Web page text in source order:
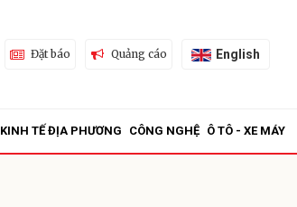
Đặt báo Quảng cáo English
KINH TẾ ĐỊA PHƯƠNG CÔNG NGHỆ Ô TÔ - XE MÁY